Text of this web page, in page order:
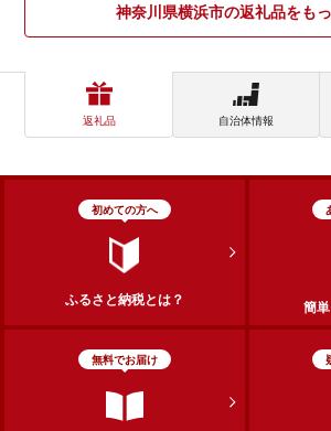
神奈川県横浜市の返礼品をも
返礼品 自治体情報
初めての方へ
ふるさと納税とは？ 簡
無料でお届け